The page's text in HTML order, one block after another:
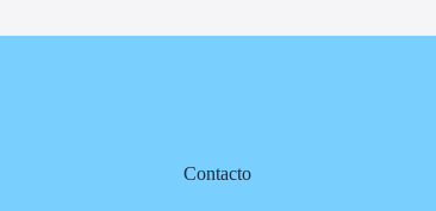
Contacto